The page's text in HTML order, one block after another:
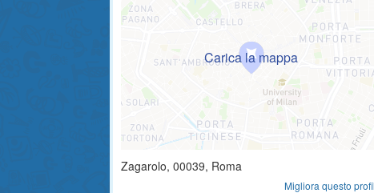
Zagarolo, 00039, Roma
Migliora questo